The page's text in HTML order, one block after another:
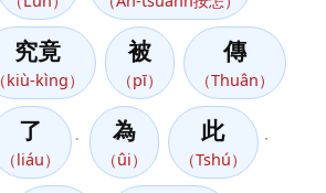
究竟
（kiù-kìng）
被
（pī）
傳
（Thuân）
了
（liáu）
為
（ûi）
此
（Tshú）